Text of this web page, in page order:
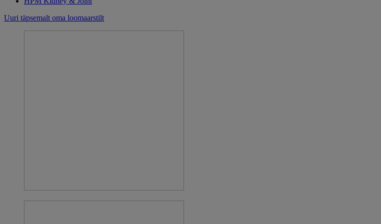
Uuri täpsemalt oma loomaarstilt